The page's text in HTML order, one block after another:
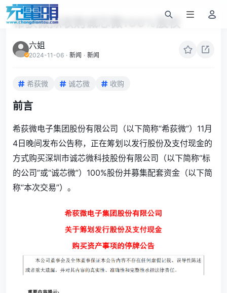
希荻微拟收购诚芯微100%股权
六姐
2024-11-06 · 新闻 · 新闻
希荻微 诚芯微 收购
前言
希荻微电子集团股份有限公司（以下简称“希荻微”）11月
4日晚间发布公告称，正在筹划以发行股份及支付现金的
方式购买深圳市诚芯微科技股份有限公司（以下简称“标
的公司”或“诚芯微”）100%股份并募集配套资金（以下简
称“本次交易”）。